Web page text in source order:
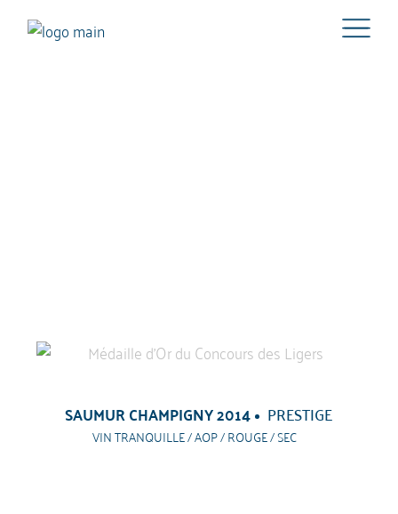
SAUMUR CHAMPIGNY 2014 PRESTIGE
VIN TRANQUILLE / AOP / ROUGE / SEC